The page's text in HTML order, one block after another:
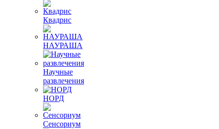
Квадрис
НАУРАША
Научные
развлечения
НОРД
Сенсориум